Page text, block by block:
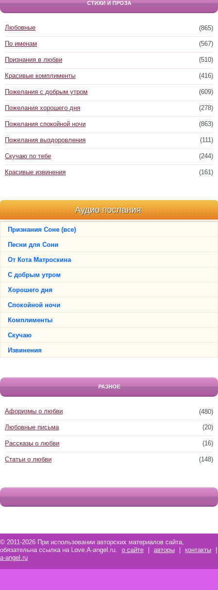
СТИХИ И ПРОЗА
(865)
Любовные
(567)
По именам
(510)
Признания в любви
(416)
Красивые комплименты
(609)
Пожелания с добрым утром
(278)
Пожелания хорошего дня
(863)
Пожелания спокойной ночи
(111)
Пожелания выздоровления
(244)
Скучаю по тебе
(161)
Красивые извинения
Аудио послания
Признания Соне (все)
Песни для Сони
От Кота Матроскина
С добрым утром
Хорошего дня
Спокойной ночи
Комплименты
Скучаю
Извинения
РАЗНОЕ
(480)
Афоризмы о любви
(20)
Любовные письма
(16)
Рассказы о любви
(148)
Статьи о любви
© 2011-2026 При использовании авторских материалов сайта,
обязательна ссылка на Love.A-angel.ru.
о сайте авторы контакты
a-angel.ru